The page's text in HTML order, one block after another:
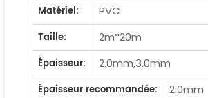
Matériel:
PVC
Taille:
2m*20m
Épaisseur:
2.0mm,3.0mm
Épaisseur recommandée:
2.0mm